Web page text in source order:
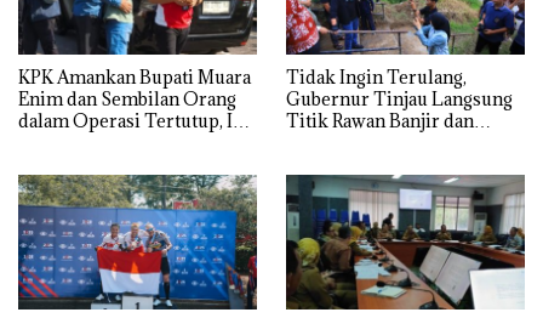
KPK Amankan Bupati Muara
Enim dan Sembilan Orang
dalam Operasi Tertutup, Ini
Tidak Ingin Terulang,
Gubernur Tinjau Langsung
Titik Rawan Banjir dan